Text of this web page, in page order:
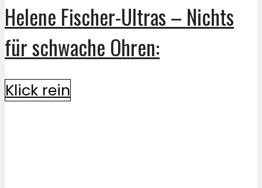
Helene Fischer-Ultras – Nichts
für schwache Ohren:
Klick rein